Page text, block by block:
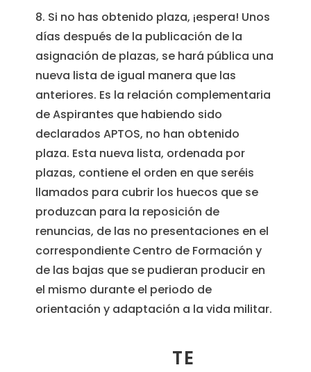
8. Si no has obtenido plaza, ¡espera! Unos
días después de la publicación de la
asignación de plazas, se hará pública una
nueva lista de igual manera que las
anteriores. Es la relación complementaria
de Aspirantes que habiendo sido
declarados APTOS, no han obtenido
plaza. Esta nueva lista, ordenada por
plazas, contiene el orden en que seréis
llamados para cubrir los huecos que se
produzcan para la reposición de
renuncias, de las no presentaciones en el
correspondiente Centro de Formación y
de las bajas que se pudieran producir en
el mismo durante el periodo de
orientación y adaptación a la vida militar.
TE